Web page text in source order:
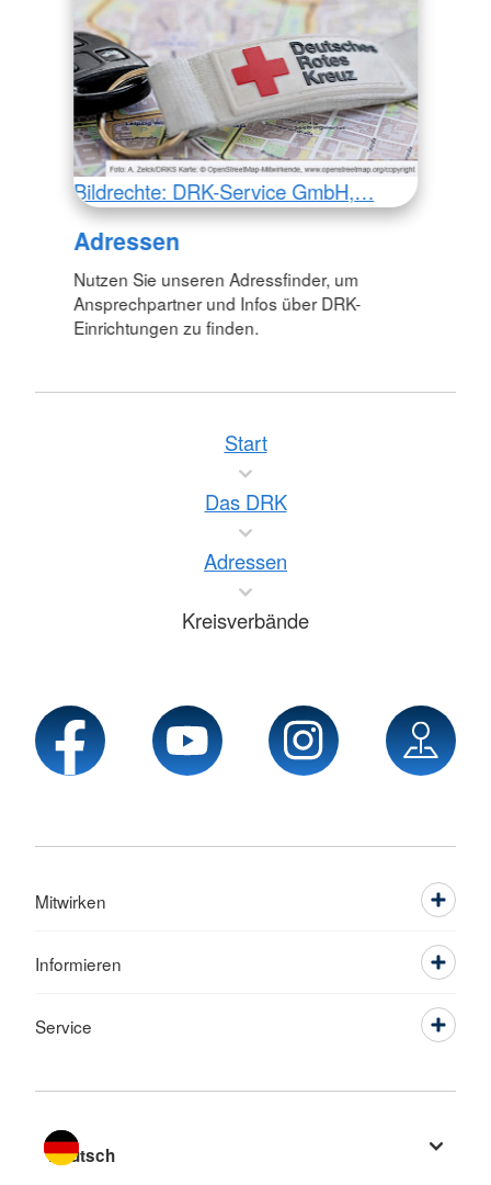
Bildrechte: DRK-Service GmbH,…
Adressen
Nutzen Sie unseren Adressfinder, um
Ansprechpartner und Infos über DRK-
Einrichtungen zu finden.
Start
Das DRK
Adressen
Kreisverbände
Mitwirken
Informieren
Service
Sprache wechseln zu